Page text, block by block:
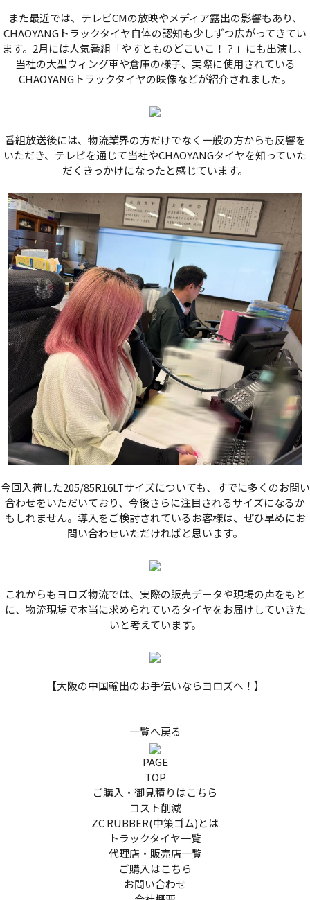
また最近では、テレビCMの放映やメディア露出の影響もあり、
CHAOYANGトラックタイヤ自体の認知も少しずつ広がってきてい
ます。2月には人気番組「やすとものどこいこ！？」にも出演し、
当社の大型ウィング車や倉庫の様子、実際に使用されている
CHAOYANGトラックタイヤの映像などが紹介されました。
番組放送後には、物流業界の方だけでなく一般の方からも反響を
いただき、テレビを通じて当社やCHAOYANGタイヤを知っていた
だくきっかけになったと感じています。
今回入荷した205/85R16LTサイズについても、すでに多くのお問い
合わせをいただいており、今後さらに注目されるサイズになるか
もしれません。導入をご検討されているお客様は、ぜひ早めにお
問い合わせいただければと思います。
これからもヨロズ物流では、実際の販売データや現場の声をもと
に、物流現場で本当に求められているタイヤをお届けしていきた
いと考えています。
【大阪の中国輸出のお手伝いならヨロズへ！】
一覧へ戻る
PAGE
TOP
ご購入・御見積りはこちら
コスト削減
ZC RUBBER(中策ゴム)とは
トラックタイヤ一覧
代理店・販売店一覧
ご購入はこちら
お問い合わせ